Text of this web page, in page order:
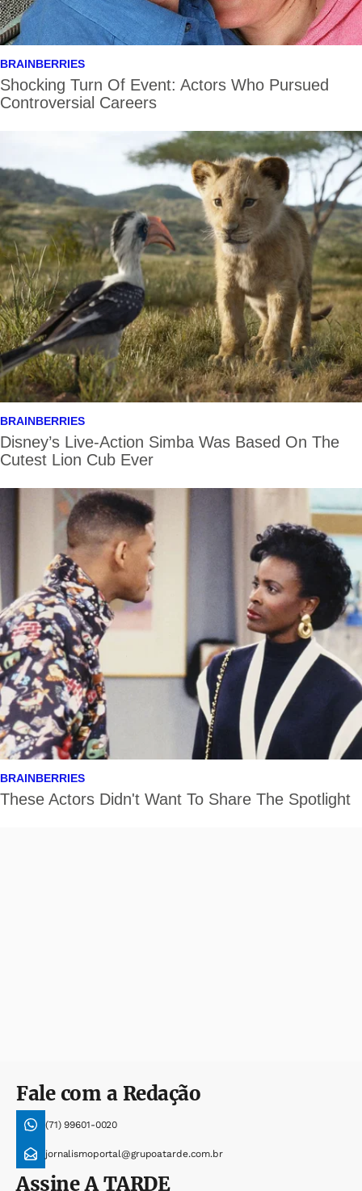
Fale com a Redação
(71) 99601-0020
jornalismoportal@grupoatarde.com.br
AssineA TARDE